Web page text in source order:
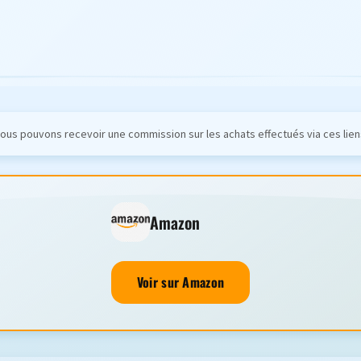
pouvons recevoir une commission sur les achats effectués via ces
Amazon
Voir sur Amazon